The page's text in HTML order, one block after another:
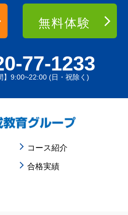
77-1233
】9:00~22:00 (日・祝除く)
無料体験
コース紹介
合格実績